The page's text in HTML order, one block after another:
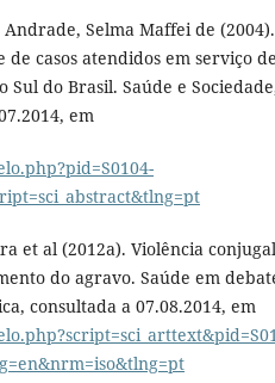
Selma Maffei de
casos atendidos em serviço
do Brasil. Saúde e
em
et al (2012a). Violência
do agravo. Saúde em
consultada a 07.08.2014, em